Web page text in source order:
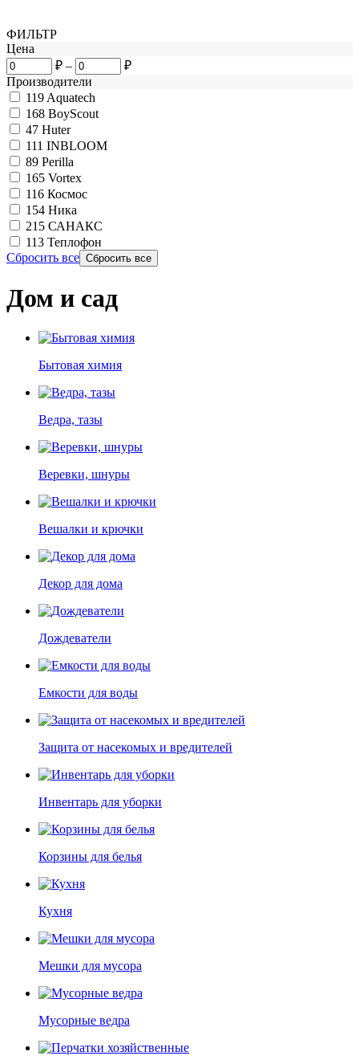
ФИЛЬТР
Цена
₽ –
₽
Производители
119 Aquatech
168 BoyScout
47 Huter
111 INBLOOM
89 Perilla
165 Vortex
116 Космос
154 Ника
215 САНАКС
113 Теплофон
Сбросить все
Дом и сад
Бытовая химия
Ведра, тазы
Веревки, шнуры
Вешалки и крючки
Декор для дома
Дождеватели
Емкости для воды
Защита от насекомых и вредителей
Инвентарь для уборки
Корзины для белья
Кухня
Мешки для мусора
Мусорные ведра